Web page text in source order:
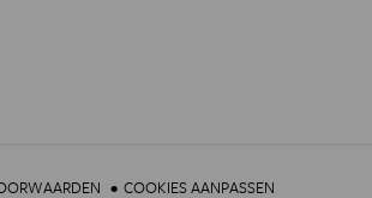
COOKIES AANPASSEN